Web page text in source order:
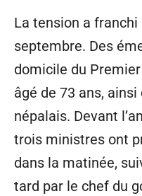
La tension a
septembre. Des
domicile du
âgé de 73 ans,
népalais. Devant
trois ministres ont
dans la matinée,
tard par le chef du